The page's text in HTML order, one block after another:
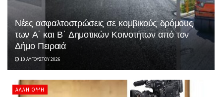
Νέες ασφαλτοστρώσεις σε κομβικούς δρόμους
των Α΄ και Β΄ Δημοτικών Κοινοτήτων από τον
Δήμο Πειραιά
10 ΑΥΓΟΎΣΤΟΥ 2026
ΆΛΛΗ ΌΨΗ